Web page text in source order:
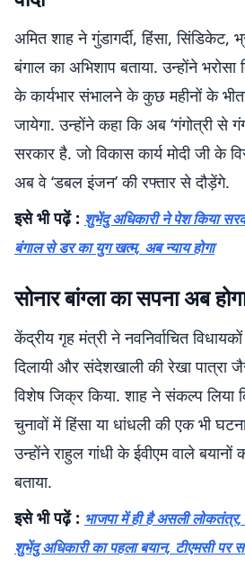
अमित शाह ने गुंडागर्दी, हिंसा, सिंडिकेट,
बंगाल का अभिशाप बताया. उन्होंने भरोसा
के कार्यभार संभालने के कुछ महीनों के
जायेगा. उन्होंने कहा कि अब ‘गंगोत्री से
सरकार है. जो विकास कार्य मोदी जी के
अब वे ‘डबल इंजन’ की रफ्तार से दौड़ेंगे.
इसे भी पढ़ें : शुभेंदु अधिकारी ने पेश किया
बंगाल से डर का युग खत्म, अब न्याय होगा
सोनार बांग्ला का सपना अब
केंद्रीय गृह मंत्री ने नवनिर्वाचित
दिलायी और संदेशखाली की रेखा पात्रा
विशेष जिक्र किया. शाह ने संकल्प लिया
चुनावों में हिंसा या धांधली की एक भी
उन्होंने राहुल गांधी के ईवीएम वाले बयानों
बताया.
इसे भी पढ़ें : भाजपा में ही है असली
शुभेंदु अधिकारी का पहला बयान, टीएमसी पर